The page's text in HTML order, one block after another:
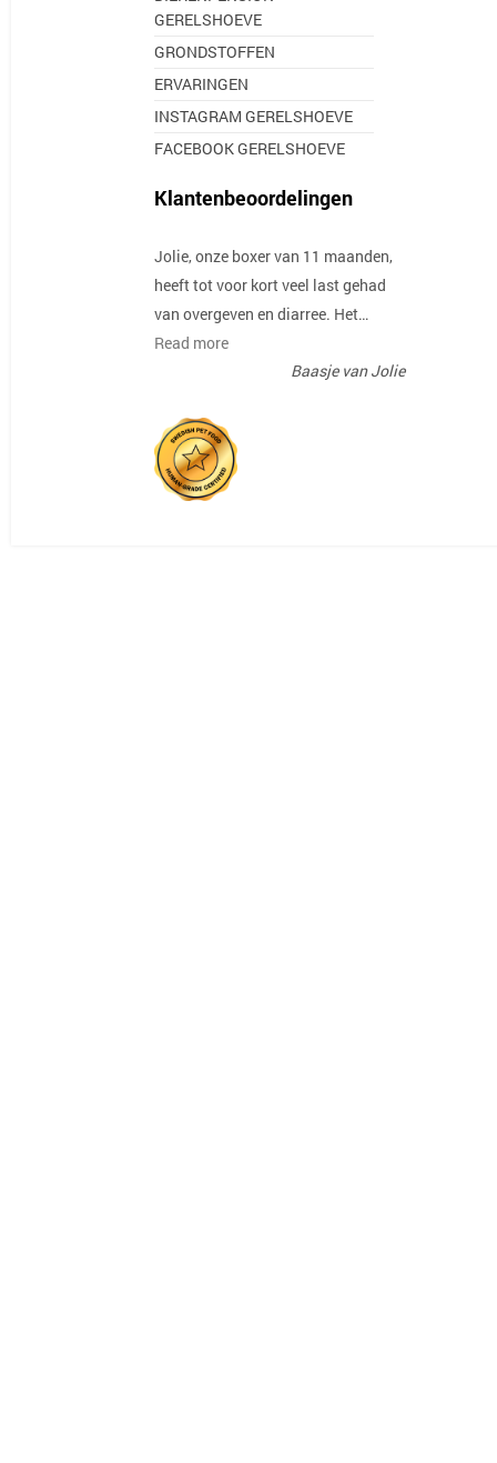
GERELSHOEVE
GRONDSTOFFEN
ERVARINGEN
INSTAGRAM GERELSHOEVE
FACEBOOK GERELSHOEVE
Klantenbeoordelingen
Jolie, onze boxer van 11 maanden,
heeft tot voor kort veel last gehad
van overgeven en diarree. Het…
Read more
Baasje van Jolie